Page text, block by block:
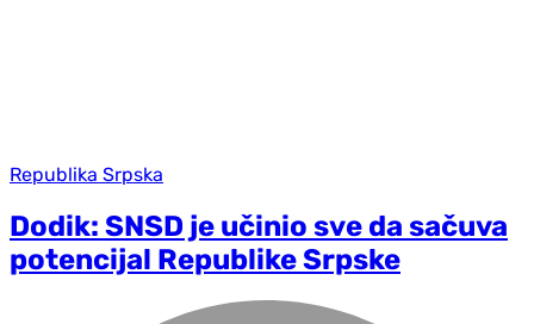
Republika Srpska
Dodik: SNSD je učinio sve da sačuva
potencijal Republike Srpske